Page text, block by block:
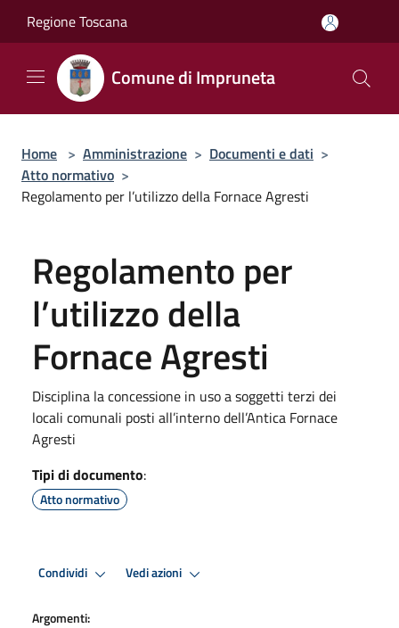
Regione Toscana
Comune di Impruneta
Home > Amministrazione > Documenti e dati >
Atto normativo >
Regolamento per l’utilizzo della Fornace Agresti
Regolamento per
l’utilizzo della
Fornace Agresti
Disciplina la concessione in uso a soggetti terzi dei
locali comunali posti all’interno dell’Antica Fornace
Agresti
Tipi di documento:
Atto normativo
Condividi Vedi azioni
Argomenti: